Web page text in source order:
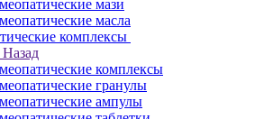
мази
масла
комплексы
Назад
комплексы
гранулы
ампулы